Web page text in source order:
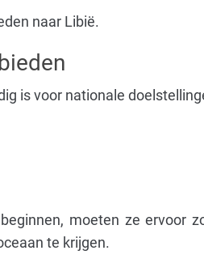
naar Libië.
is voor nationale
moeten ze ervoor
te krijgen.